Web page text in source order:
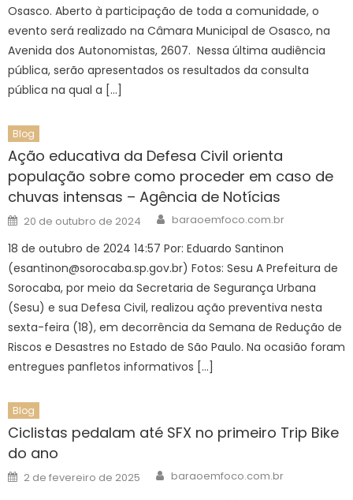
Osasco. Aberto à participação de toda a comunidade, o
evento será realizado na Câmara Municipal de Osasco, na
Avenida dos Autonomistas, 2607. Nessa última audiência
pública, serão apresentados os resultados da consulta
pública na qual a […]
Blog
Ação educativa da Defesa Civil orienta
população sobre como proceder em caso de
chuvas intensas – Agência de Notícias
Posted
on
20 de outubro de 2024 Author
baraoemfoco.com.br
18 de outubro de 2024 14:57 Por: Eduardo Santinon
(esantinon@sorocaba.sp.gov.br) Fotos: Sesu A Prefeitura de
Sorocaba, por meio da Secretaria de Segurança Urbana
(Sesu) e sua Defesa Civil, realizou ação preventiva nesta
sexta-feira (18), em decorrência da Semana de Redução de
Riscos e Desastres no Estado de São Paulo. Na ocasião foram
entregues panfletos informativos […]
Blog
Ciclistas pedalam até SFX no primeiro Trip Bike
do ano
Posted
on
2 de fevereiro de 2025 Author
baraoemfoco.com.br